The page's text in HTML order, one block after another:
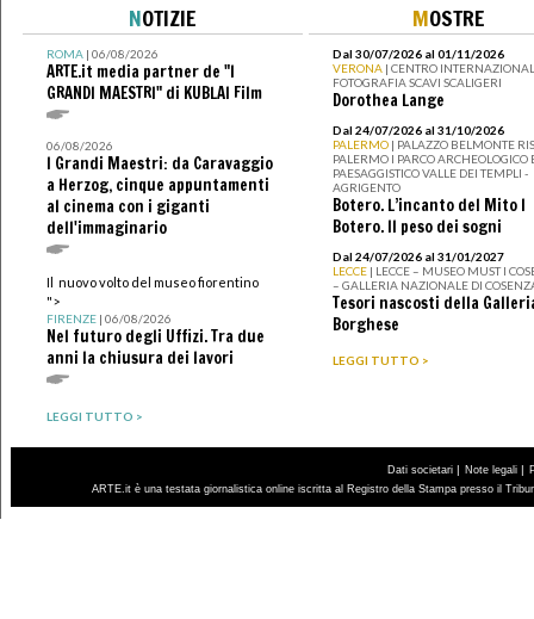
NOTIZIE
ROMA| 06/08/2026
ARTE.it media partner de "I
GRANDI MAESTRI" di KUBLAI Film
06/08/2026
I Grandi Maestri: da Caravaggio
a Herzog, cinque appuntamenti
al cinema con i giganti
dell'immaginario
Il nuovo volto del museo fiorentino
">
FIRENZE| 06/08/2026
Nel futuro degli Uffizi. Tra due
anni la chiusura dei lavori
LEGGI TUTTO >
MOSTRE
Dal 30/07/2026 al 01/11/2026
VERONA | CENTRO
FOTOGRAFIA SCAVI SCALIGERI
Dorothea Lange
Dal 24/07/2026 al 31/10/2026
PALERMO | PALAZZO BELMONTE
PALERMO I PARCO ARCHEOLOGICO
PAESAGGISTICO VALLE DEI TEMPLI -
AGRIGENTO
Botero. L’incanto del Mito I
Botero. Il peso dei sogni
Dal 24/07/2026 al 31/01/2027
LECCE | LECCE – MUSEO MUST I
– GALLERIA NAZIONALE DI
Tesori nascosti della
Borghese
LEGGI TUTTO >
Dati societari | Note legali |
ARTE.it è una testata giornalistica online iscritta al Registro della Stampa presso il